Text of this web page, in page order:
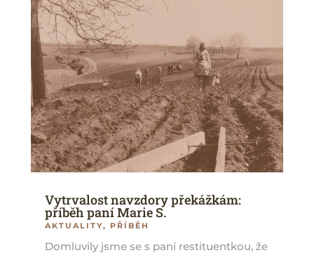
Vytrvalost navzdory překážkám:
příběh paní Marie S.
AKTUALITY, PŘÍBĚH
Domluvily jsme se s paní restituentkou, že